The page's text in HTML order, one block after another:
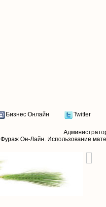
Бизнес Онлайн Twitter
Фураж Он-Лайн. Использование